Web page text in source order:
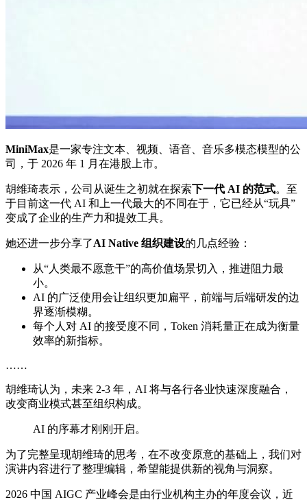
MiniMax是一家专注文本、视频、语音、音乐多模态模型的公
司，于 2026 年 1 月在港股上市。
胡维琦表示，公司从诞生之初就在探索下一代 AI 的范式。至
于目前这一代 AI 和上一代最大的不同在于，它已经从“玩具”
变成了企业的生产力和提效工具。
她还进一步分享了AI Native 组织建设的几点经验：
从“人类最不愿意干”的高价值场景切入，推进阻力最
小。
AI 的广泛使用会让组织更加扁平，前端与后端研发的边
界逐渐模糊。
每个人对 AI 的接受度不同，Token 消耗量正在成为衡量
效率的新指标。
……
胡维琦认为，未来 2-3 年，AI 将与各行各业快速深度融合，
改变商业模式甚至组织构成。
AI 的序幕才刚刚开启。
为了完整呈现胡维琦的思考，在不改变原意的基础上，我们对
演讲内容进行了整理编辑，希望能提供新的视角与洞察。
2026 中国 AIGC 产业峰会是由行业机构主办的年度会议，近